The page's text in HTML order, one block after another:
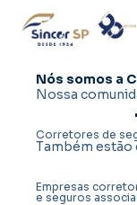
Nós somos a
Nossa
Corretores de
Também estão
Empresas
e seguros